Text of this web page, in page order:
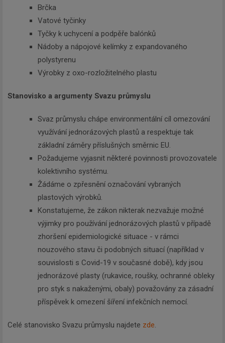
Brčka
Vatové tyčinky
Tyčky k uchycení a podpěře balónků
Nádoby a nápojové kelímky z expandovaného
polystyrenu
Výrobky z oxo-rozložitelného plastu
Stanovisko a argumenty Svazu průmyslu
Svaz průmyslu chápe environmentální cíl omezování
využívání jednorázových plastů a respektuje tak
základní záměry příslušných směrnic EU.
Požadujeme vyjasnit některé povinnosti provozovatele
kolektivního systému.
Žádáme o zpřesnění označování vybraných
plastových výrobků.
Konstatujeme, že zákon nikterak nezvažuje možné
výjimky pro používání jednorázových plastů v případě
zhoršení epidemiologické situace - v rámci
nouzového stavu či podobných situací (například v
souvislosti s Covid-19 v současné době), kdy jsou
jednorázové plasty (rukavice, roušky, ochranné obleky
pro styk s nakaženými, obaly) považovány za zásadní
příspěvek k omezení šíření infekčních nemocí.
Celé stanovisko Svazu průmyslu najdete zde.